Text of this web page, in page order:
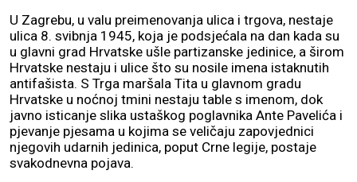
U Zagrebu, u valu preimenovanja ulica i trgova, nestaje
ulica 8. svibnja 1945, koja je podsjećala na dan kada su
u glavni grad Hrvatske ušle partizanske jedinice, a širom
Hrvatske nestaju i ulice što su nosile imena istaknutih
antifašista. S Trga maršala Tita u glavnom gradu
Hrvatske u noćnoj tmini nestaju table s imenom, dok
javno isticanje slika ustaškog poglavnika Ante Pavelića i
pjevanje pjesama u kojima se veličaju zapovjednici
njegovih udarnih jedinica, poput Crne legije, postaje
svakodnevna pojava.